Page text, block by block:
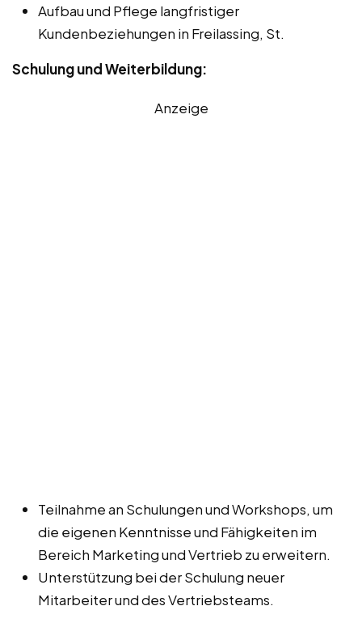
Aufbau und Pflege langfristiger
Kundenbeziehungen in Freilassing, St.
Schulung und Weiterbildung:
Anzeige
Teilnahme an Schulungen und Workshops, um
die eigenen Kenntnisse und Fähigkeiten im
Bereich Marketing und Vertrieb zu erweitern.
Unterstützung bei der Schulung neuer
Mitarbeiter und des Vertriebsteams.